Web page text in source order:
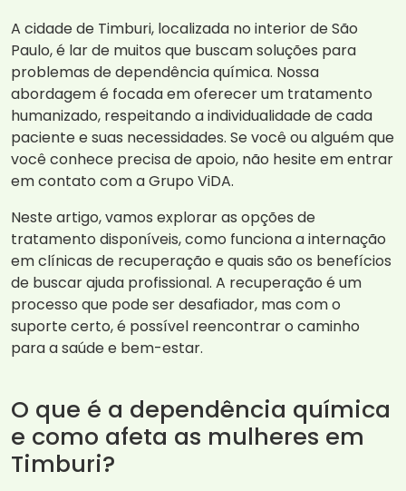
A cidade de Timburi, localizada no interior de São
Paulo, é lar de muitos que buscam soluções para
problemas de dependência química. Nossa
abordagem é focada em oferecer um tratamento
humanizado, respeitando a individualidade de cada
paciente e suas necessidades. Se você ou alguém que
você conhece precisa de apoio, não hesite em entrar
em contato com a Grupo ViDA.
Neste artigo, vamos explorar as opções de
tratamento disponíveis, como funciona a internação
em clínicas de recuperação e quais são os benefícios
de buscar ajuda profissional. A recuperação é um
processo que pode ser desafiador, mas com o
suporte certo, é possível reencontrar o caminho
para a saúde e bem-estar.
O que é a dependência química
e como afeta as mulheres em
Timburi?